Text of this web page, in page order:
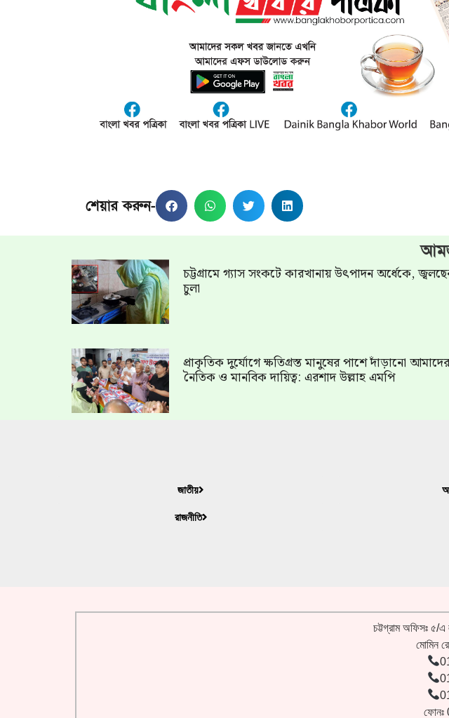
শেয়ার করুন-
চট্টগ্রামে গ্যাস সংকটে কারখানায় উৎপাদন অর্ধেকে,
চুলা
প্রাকৃতিক দুর্যোগে ক্ষতিগ্রস্ত মানুষের পাশে দাঁড়ানো আমাদের
নৈতিক ও মানবিক দায়িত্ব: এরশাদ উল্লাহ এমপি
জাতীয়
রাজনীতি
চট্টগ্রাম অফিসঃ ৫/এ
মোমিন